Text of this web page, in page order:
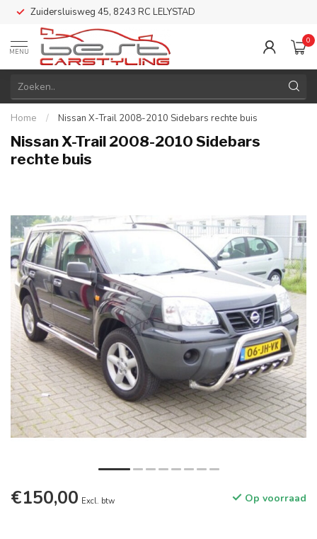
Zuidersluisweg 45, 8243 RC LELYSTAD
MENU
0
Home / Nissan X-Trail 2008-2010 Sidebars rechte buis
Nissan X-Trail 2008-2010 Sidebars
rechte buis
€150,00 Excl. btw Op voorraad